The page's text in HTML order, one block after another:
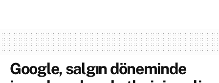
Google, salgın döneminde